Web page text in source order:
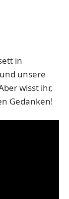
in
unsere
wisst ihr,
Gedanken!